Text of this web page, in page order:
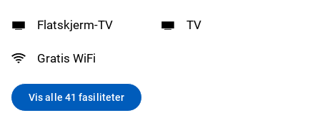
Flatskjerm-TV TV
Gratis WiFi
Vis alle 41 fasiliteter